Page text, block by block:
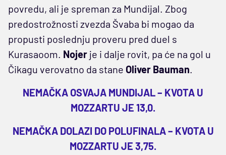
povredu, ali je spreman za Mundijal. Zbog
predostrožnosti zvezda Švaba bi mogao da
propusti poslednju proveru pred duel s
Kurasaoom. Nojer je i dalje rovit, pa će na gol u
Čikagu verovatno da stane Oliver Bauman.
NEMAČKA OSVAJA MUNDIJAL – KVOTA U
MOZZARTU JE 13,0.
NEMAČKA DOLAZI DO POLUFINALA – KVOTA U
MOZZARTU JE 3,75.